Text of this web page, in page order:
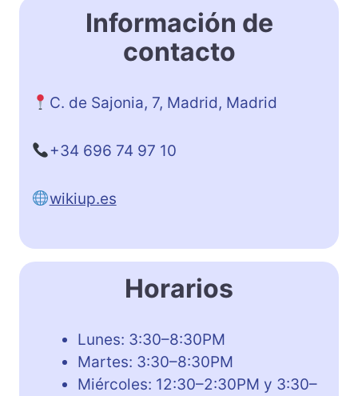
Información de
contacto
C. de Sajonia, 7, Madrid, Madrid
+34 696 74 97 10
wikiup.es
Horarios
Lunes: 3:30–8:30PM
Martes: 3:30–8:30PM
Miércoles: 12:30–2:30PM y 3:30–